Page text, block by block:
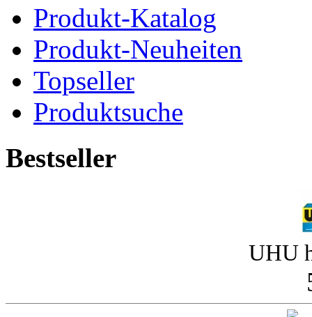
Produkt-Katalog
Produkt-Neuheiten
Topseller
Produktsuche
Bestseller
UHU